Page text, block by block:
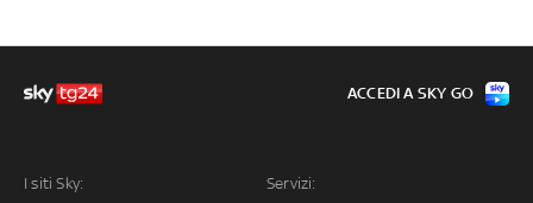
I siti Sky: Servizi:
ACCEDI A SKY GO